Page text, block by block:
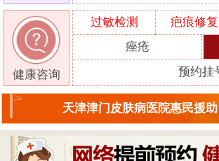
健康咨询
过敏检测 疤痕修复
痤疮
预约挂
天津津门皮肤病医院惠民援助